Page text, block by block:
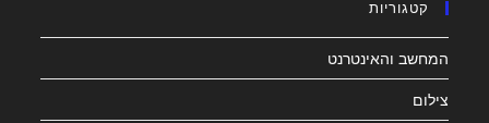
קטגוריות
המחשב והאינטרנט
צילום